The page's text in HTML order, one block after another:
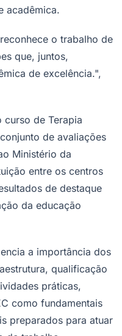
acadêmica.
o trabalho de
que, juntos,
de excelência.",
de Terapia
de avaliações
Ministério da
entre os centros
de destaque
da educação
a importância dos
qualificação
práticas,
como fundamentais
preparados para atuar